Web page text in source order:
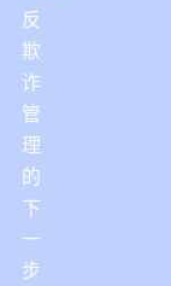
反
欺
诈
管
理
的
下
一
步